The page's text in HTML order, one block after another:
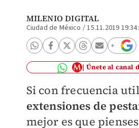
MILENIO DIGITAL
Ciudad de México /15.11.2019
Únete al canal
Si con frecuencia
extensiones de
mejor es que